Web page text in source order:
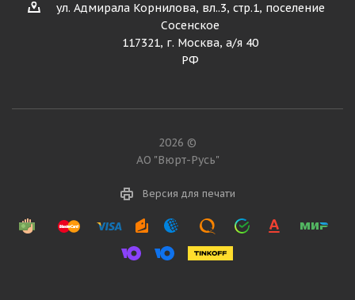
ул. Адмирала Корнилова, вл..3, стр.1, поселение
Сосенское
117321, г. Москва, а/я 40
РФ
2026 ©
АО "Вюрт-Русь"
Версия для печати